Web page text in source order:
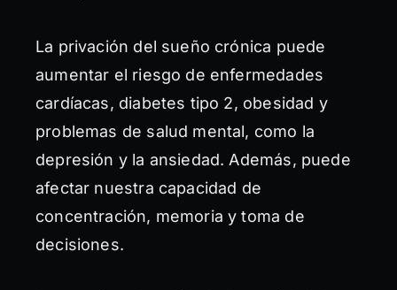
La privación del sueño crónica puede
aumentar el riesgo de enfermedades
cardíacas, diabetes tipo 2, obesidad y
problemas de salud mental, como la
depresión y la ansiedad. Además, puede
afectar nuestra capacidad de
concentración, memoria y toma de
decisiones.